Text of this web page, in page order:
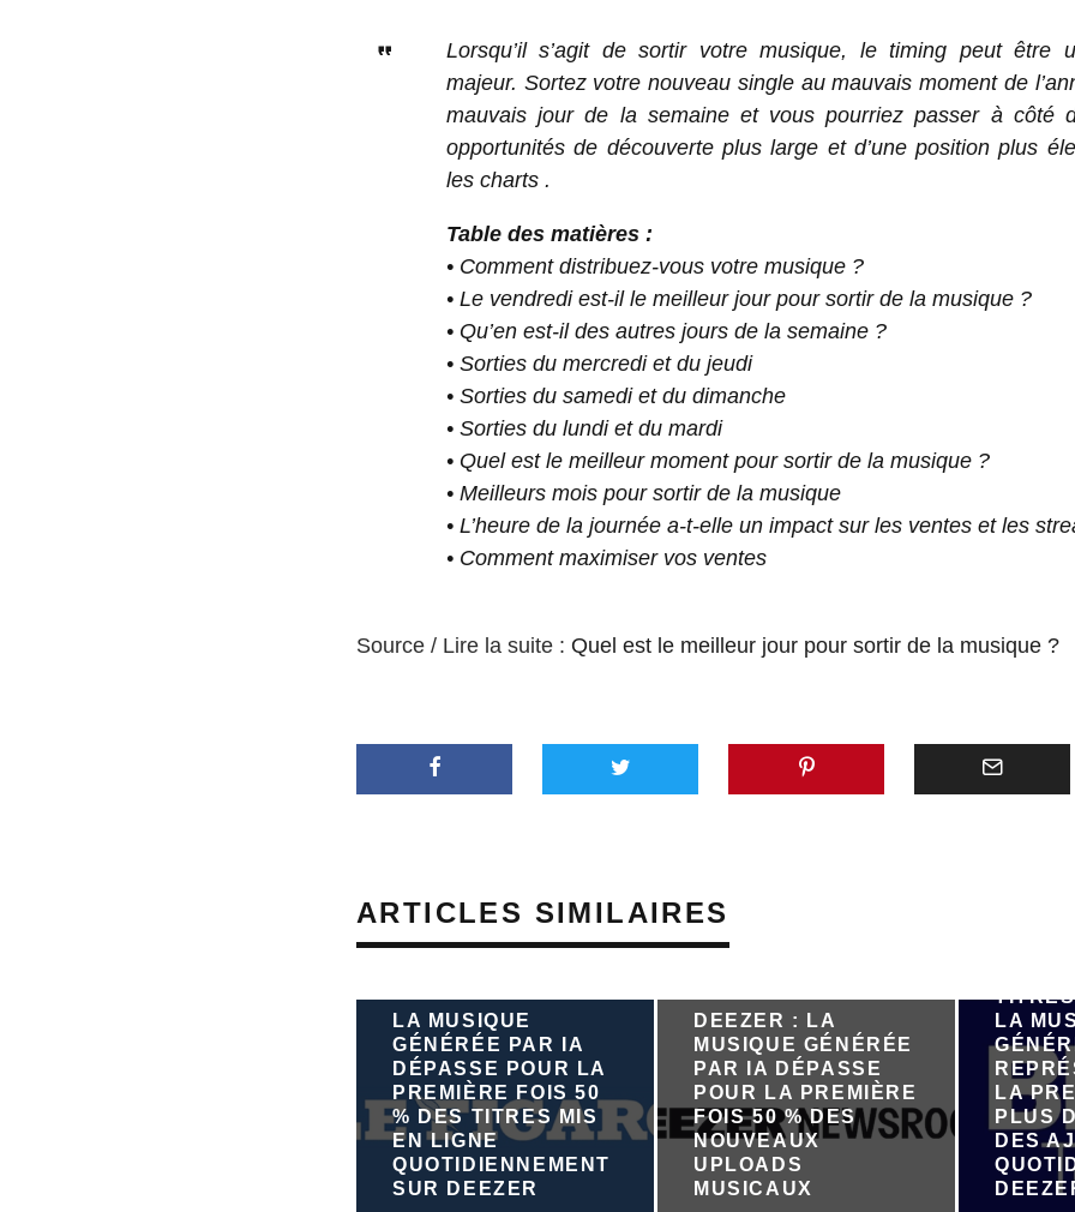
Lorsqu’il s’agit de sortir votre musique, le timing peut être
majeur. Sortez votre nouveau single au mauvais moment de
mauvais jour de la semaine et vous pourriez passer à côté
opportunités de découverte plus large et d’uneposition plus
les charts .
Table des matières :
• Comment distribuez-vous votre musique ?
• Le vendredi est-il le meilleur jour pour sortir de la musique ?
• Qu’en est-il des autres jours de la semaine ?
• Sorties du mercredi et du jeudi
• Sorties du samedi et du dimanche
• Sorties du lundi et du mardi
• Quel est le meilleur moment pour sortir de la musique ?
• Meilleurs mois pour sortir de la musique
• L’heure de la journée a-t-elle un impact sur les ventes et les
• Comment maximiser vos ventes
Source / Lire la suite : Quel est le meilleur jour pour sortir de la musique ?
ARTICLES SIMILAIRES
LA MUSIQUE
GÉNÉRÉE PAR IA
DÉPASSE POUR LA
PREMIÈRE FOIS 50
% DES TITRES MIS
EN LIGNE
QUOTIDIENNEMENT
SUR DEEZER
DEEZER : LA
MUSIQUE GÉNÉRÉE
PAR IA DÉPASSE
POUR LA PREMIÈRE
FOIS 50 % DES
NOUVEAUX
UPLOADS
MUSICAUX
LA
LA
PLUS
DES